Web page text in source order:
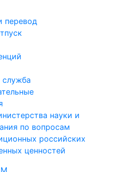
перевод
служба
науки и
по вопросам
российских
ценностей